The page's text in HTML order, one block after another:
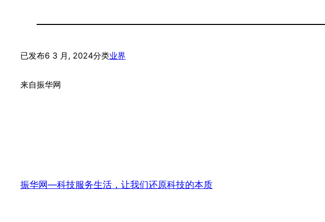
已发布6 3 月, 2024分类业界
来自振华网
振华网—科技服务生活，让我们还原科技的本质